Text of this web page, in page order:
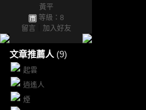
黃平
等級：8
留言
加入好友
文章推薦人 (9)
起雲
逍遙人
煙